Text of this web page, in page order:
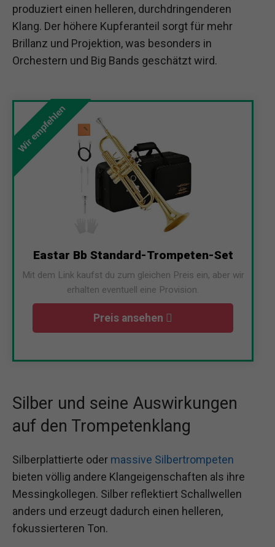
produziert einen helleren, durchdringenderen
Klang. Der höhere Kupferanteil sorgt für mehr
Brillanz und Projektion, was besonders in
Orchestern und Big Bands geschätzt wird.
Wir empfehlen
Eastar Bb Standard-Trompeten-Set
Mit dem Link kaufst du zum gleichen Preis ein, aber wir
erhalten eventuell eine Provision.
Preis ansehen
Silber und seine Auswirkungen
auf den Trompetenklang
Silberplattierte oder massive Silbertrompeten
bieten völlig andere Klangeigenschaften als ihre
Messingkollegen. Silber reflektiert Schallwellen
anders und erzeugt dadurch einen helleren,
fokussierteren Ton.